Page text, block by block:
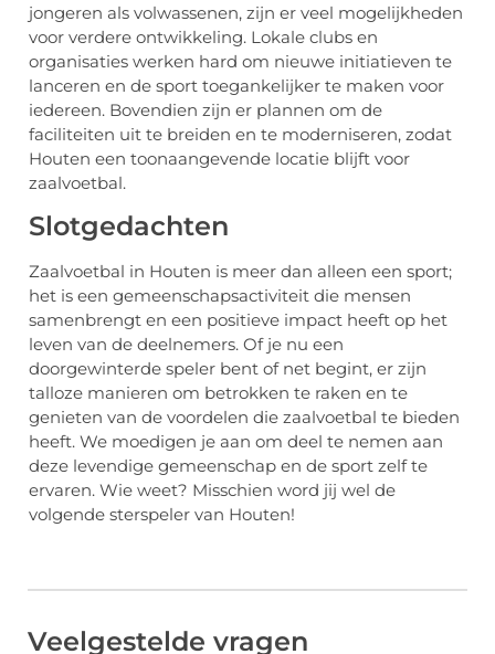
jongeren als volwassenen, zijn er veel mogelijkheden
voor verdere ontwikkeling. Lokale clubs en
organisaties werken hard om nieuwe initiatieven te
lanceren en de sport toegankelijker te maken voor
iedereen. Bovendien zijn er plannen om de
faciliteiten uit te breiden en te moderniseren, zodat
Houten een toonaangevende locatie blijft voor
zaalvoetbal.
Slotgedachten
Zaalvoetbal in Houten is meer dan alleen een sport;
het is een gemeenschapsactiviteit die mensen
samenbrengt en een positieve impact heeft op het
leven van de deelnemers. Of je nu een
doorgewinterde speler bent of net begint, er zijn
talloze manieren om betrokken te raken en te
genieten van de voordelen die zaalvoetbal te bieden
heeft. We moedigen je aan om deel te nemen aan
deze levendige gemeenschap en de sport zelf te
ervaren. Wie weet? Misschien word jij wel de
volgende sterspeler van Houten!
Veelgestelde vragen